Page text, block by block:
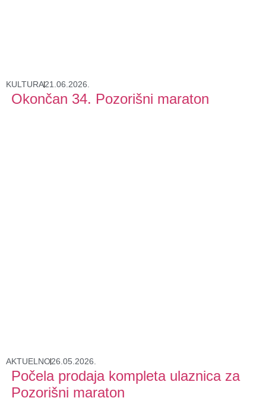
KULTURA21.06.2026.
Okončan 34. Pozorišni maraton
AKTUELNO26.05.2026.
Počela prodaja kompleta ulaznica za
Pozorišni maraton